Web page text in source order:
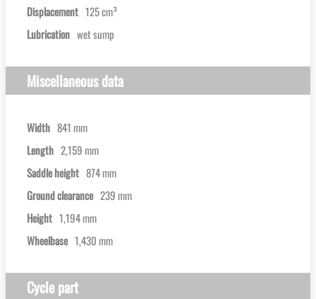
Displacement 125 cm³
Lubrication wet sump
Miscellaneous data
Width 841 mm
Length 2,159 mm
Saddle height 874 mm
Ground clearance 239 mm
Height 1,194 mm
Wheelbase 1,430 mm
Cycle part